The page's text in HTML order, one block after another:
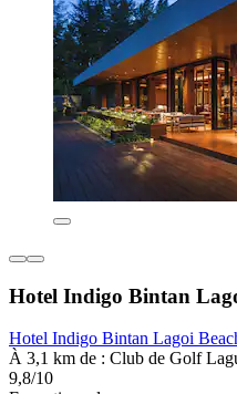
Hotel Indigo Bintan
Hotel Indigo Bintan Lagoi
À 3,1 km de : Club de Golf
9,8/10